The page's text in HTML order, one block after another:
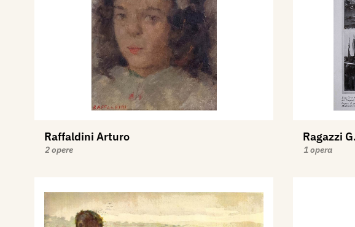
Raffaldini Arturo
2 opere
Ragazzi
1 opera